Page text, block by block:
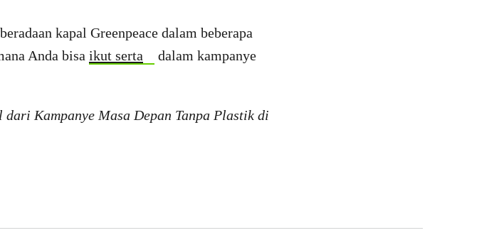
kapal Greenpeace dalam beberapa
Anda bisa ikut serta
dalam kampanye
Kampanye Masa Depan Tanpa Plastik di